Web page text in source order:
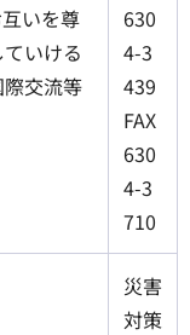
いを尊
いける
交流等
630
4-3
439
FAX
630
4-3
710
災害
対策